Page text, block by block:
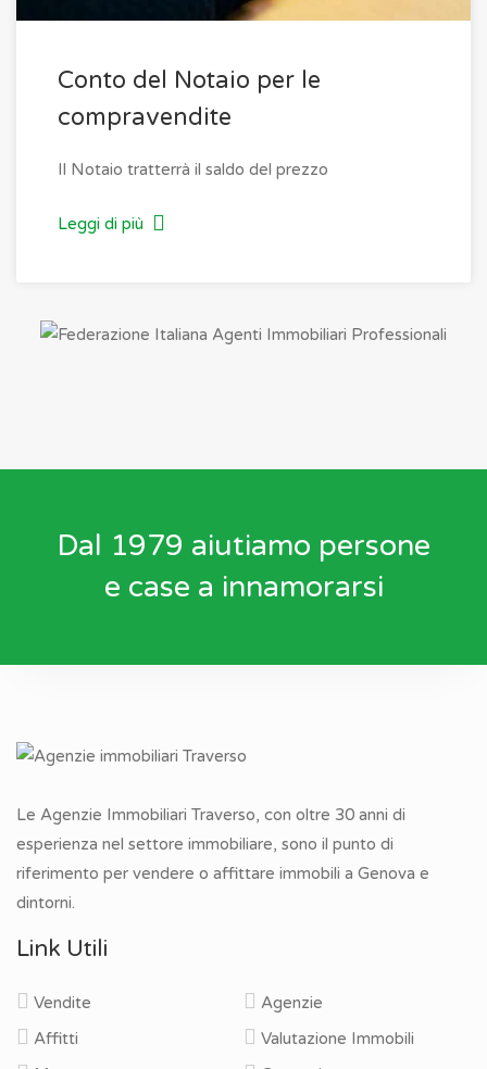
Conto del Notaio per le
compravendite
Il Notaio tratterrà il saldo del prezzo
Leggi di più
Dal 1979 aiutiamo persone
e case a innamorarsi
Le Agenzie Immobiliari Traverso, con oltre 30 anni di
esperienza nel settore immobiliare, sono il punto di
riferimento per vendere o affittare immobili a Genova e
dintorni.
Link Utili
Vendite
Affitti
Agenzie
Valutazione Immobili